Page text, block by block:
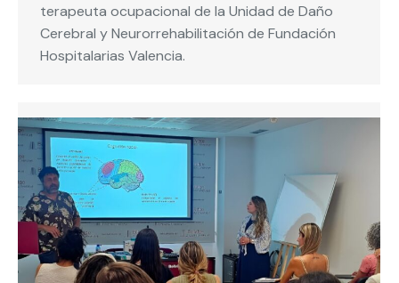
terapeuta ocupacional de la Unidad de Daño
Cerebral y Neurorrehabilitación de Fundación
Hospitalarias Valencia.